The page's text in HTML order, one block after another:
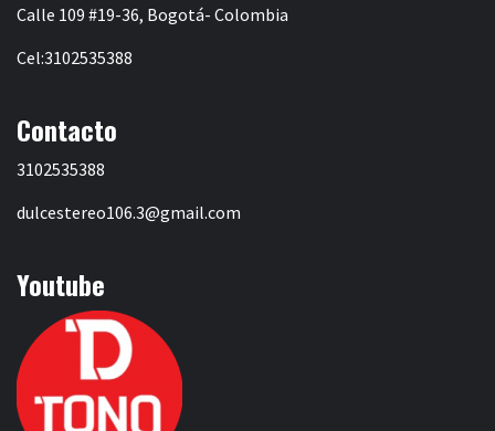
Calle 109 #19-36, Bogotá- Colombia
Cel:3102535388
Contacto
3102535388
dulcestereo106.3@gmail.com
Youtube